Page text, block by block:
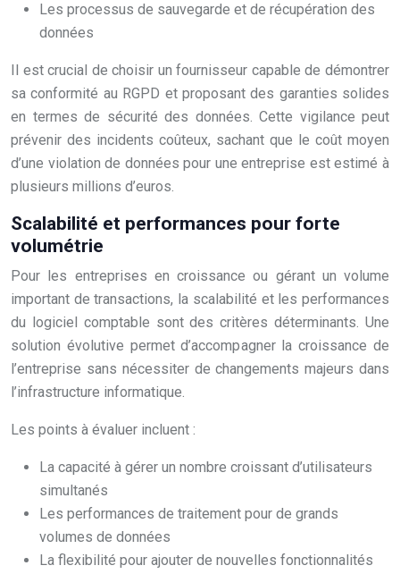
Les processus de sauvegarde et de récupération des
données
Il est crucial de choisir un fournisseur capable de démontrer
sa conformité au RGPD et proposant des garanties solides
en termes de sécurité des données. Cette vigilance peut
prévenir des incidents coûteux, sachant que le coût moyen
d’une violation de données pour une entreprise est estimé à
plusieurs millions d’euros.
Scalabilité et performances pour forte
volumétrie
Pour les entreprises en croissance ou gérant un volume
important de transactions, la scalabilité et les performances
du logiciel comptable sont des critères déterminants. Une
solution évolutive permet d’accompagner la croissance de
l’entreprise sans nécessiter de changements majeurs dans
l’infrastructure informatique.
Les points à évaluer incluent :
La capacité à gérer un nombre croissant d’utilisateurs
simultanés
Les performances de traitement pour de grands
volumes de données
La flexibilité pour ajouter de nouvelles fonctionnalités